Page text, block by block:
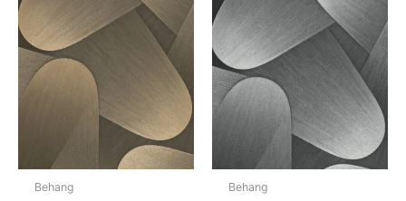
Behang Behang